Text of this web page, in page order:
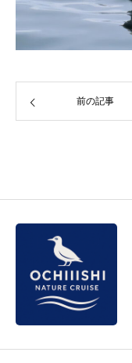
前の記事